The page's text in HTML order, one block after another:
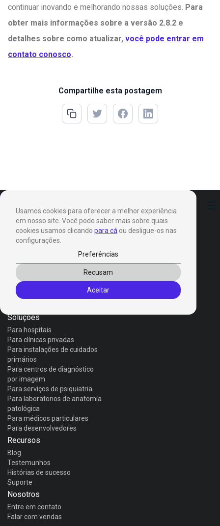
continuar inovando e melhorando nossas soluções. Para
obter mais informações sobre a versão 2.8.2 e
detalhes sobre como atualizar, você pode entrar em
contato conosco.
Compartilhe esta postagem
Usamos cookies para oferecer a melhor experiência
em nosso site. Você pode saber mais sobre quais
cookies usamos clicando para cá ou desligue-os nas
configurações.
Preferências
Recusam
Aceitar
Invox Dictation
Invox Genesis
Soluções
Para hospitais
Para clínicas privadas
Para instalações de cuidados
primários
Para centros de diagnóstico
por imagem
Para serviços de psiquiatria
Para laboratorios de anatomía
patológica
Para médicos particulares
Para desenvolvedores
Recursos
Blog
Testemunhos
Histórias de sucesso
Suporte
Nosotros
Entre em contato
Falar com vendas